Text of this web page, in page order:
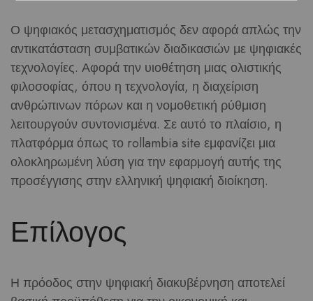
Ο ψηφιακός μετασχηματισμός δεν αφορά απλώς την
αντικατάσταση συμβατικών διαδικασιών με ψηφιακές
τεχνολογίες. Αφορά την υιοθέτηση μιας ολιστικής
φιλοσοφίας, όπου η τεχνολογία, η διαχείριση
ανθρώπινων πόρων και η νομοθετική ρύθμιση
λειτουργούν συντονισμένα. Σε αυτό το πλαίσιο, η
πλατφόρμα όπως το rollambia site εμφανίζει μια
ολοκληρωμένη λύση για την εφαρμογή αυτής της
προσέγγισης στην ελληνική ψηφιακή διοίκηση.
Επίλογος
Η πρόοδος στην ψηφιακή διακυβέρνηση αποτελεί